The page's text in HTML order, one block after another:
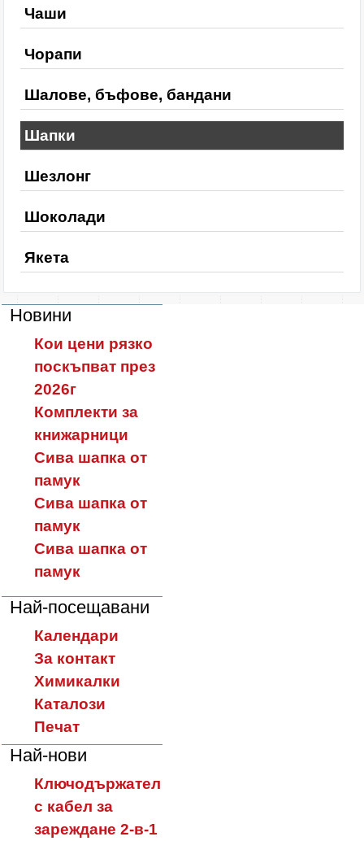
Чаши
Чорапи
Шалове, бъфове, бандани
Шапки
Шезлонг
Шоколади
Якета
Новини
Кои цени рязко
поскъпват през
2026г
Комплекти за
книжарници
Сива шапка от
памук
Сива шапка от
памук
Сива шапка от
памук
Най-посещавани
Календари
За контакт
Химикалки
Каталози
Печат
Най-нови
Ключодържател
с кабел за
зареждане 2-в-1